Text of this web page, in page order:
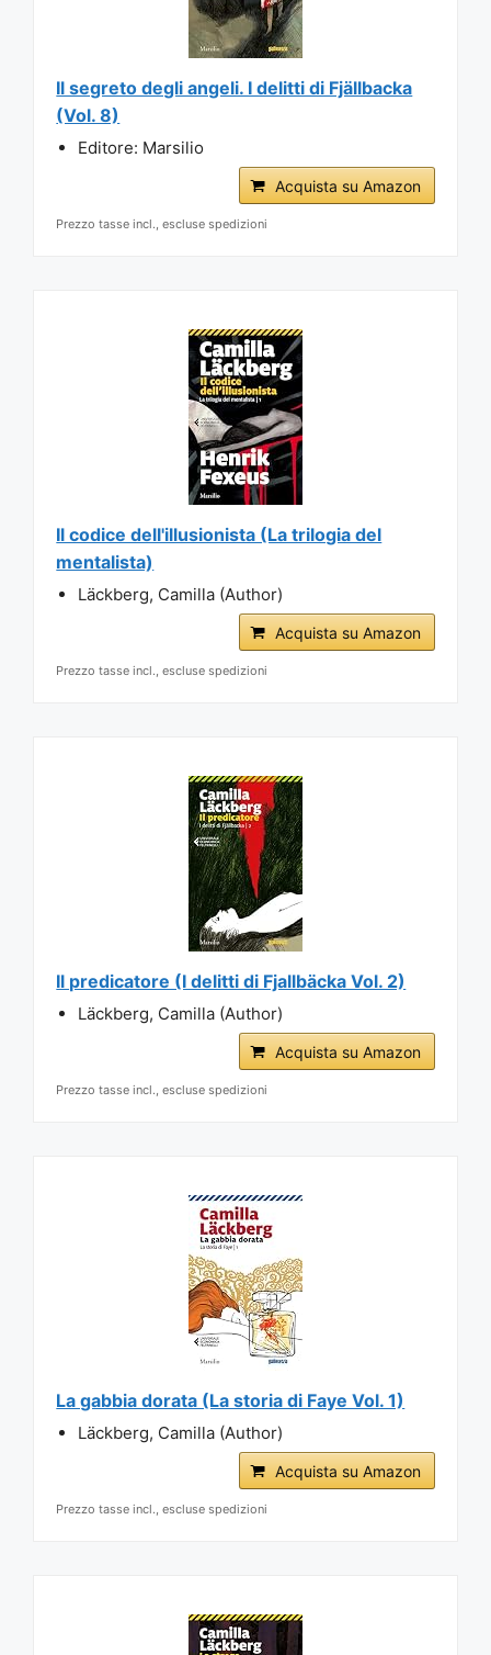
Il segreto degli angeli. I delitti di Fjällbacka
(Vol. 8)
Editore: Marsilio
Acquista su Amazon
Prezzo tasse incl., escluse spedizioni
Il codice dell'illusionista (La trilogia del
mentalista)
Läckberg, Camilla (Author)
Acquista su Amazon
Prezzo tasse incl., escluse spedizioni
Il predicatore (I delitti di Fjallbäcka Vol. 2)
Läckberg, Camilla (Author)
Acquista su Amazon
Prezzo tasse incl., escluse spedizioni
La gabbia dorata (La storia di Faye Vol. 1)
Läckberg, Camilla (Author)
Acquista su Amazon
Prezzo tasse incl., escluse spedizioni